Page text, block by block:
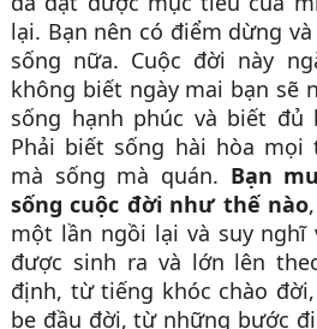
lại. Bạn nên có điểm dừng
sống nữa. Cuộc đời này
không biết ngày mai bạn sẽ
sống hạnh phúc và biết đủ
Phải biết sống hài hòa mọi
mà sống mà quán. Bạn
sống cuộc đời như thế nào
một lần ngồi lại và suy nghĩ
được sinh ra và lớn lên
định, từ tiếng khóc chào
bẹ đầu đời, từ những bước